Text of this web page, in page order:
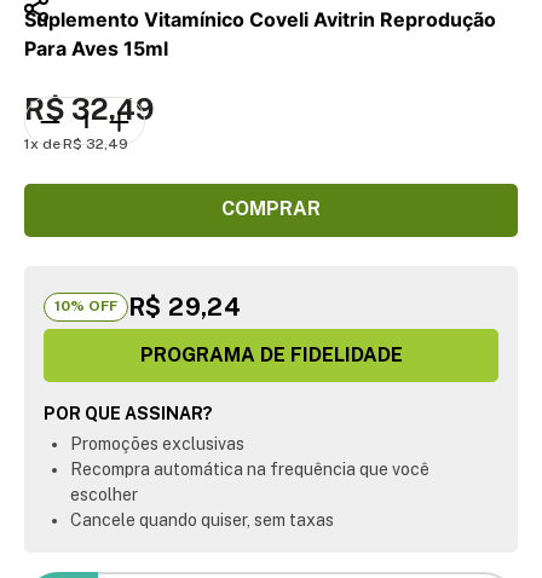
Suplemento Vitamínico Coveli Avitrin Reprodução
Para Aves 15ml
R$32,49
1 R$ 32,49
COMPRAR
10% OFF R$ 29,24
PROGRAMA DE FIDELIDADE
POR QUE ASSINAR?
Promoções exclusivas
Recompra automática na frequência que você
escolher
Cancele quando quiser, sem taxas